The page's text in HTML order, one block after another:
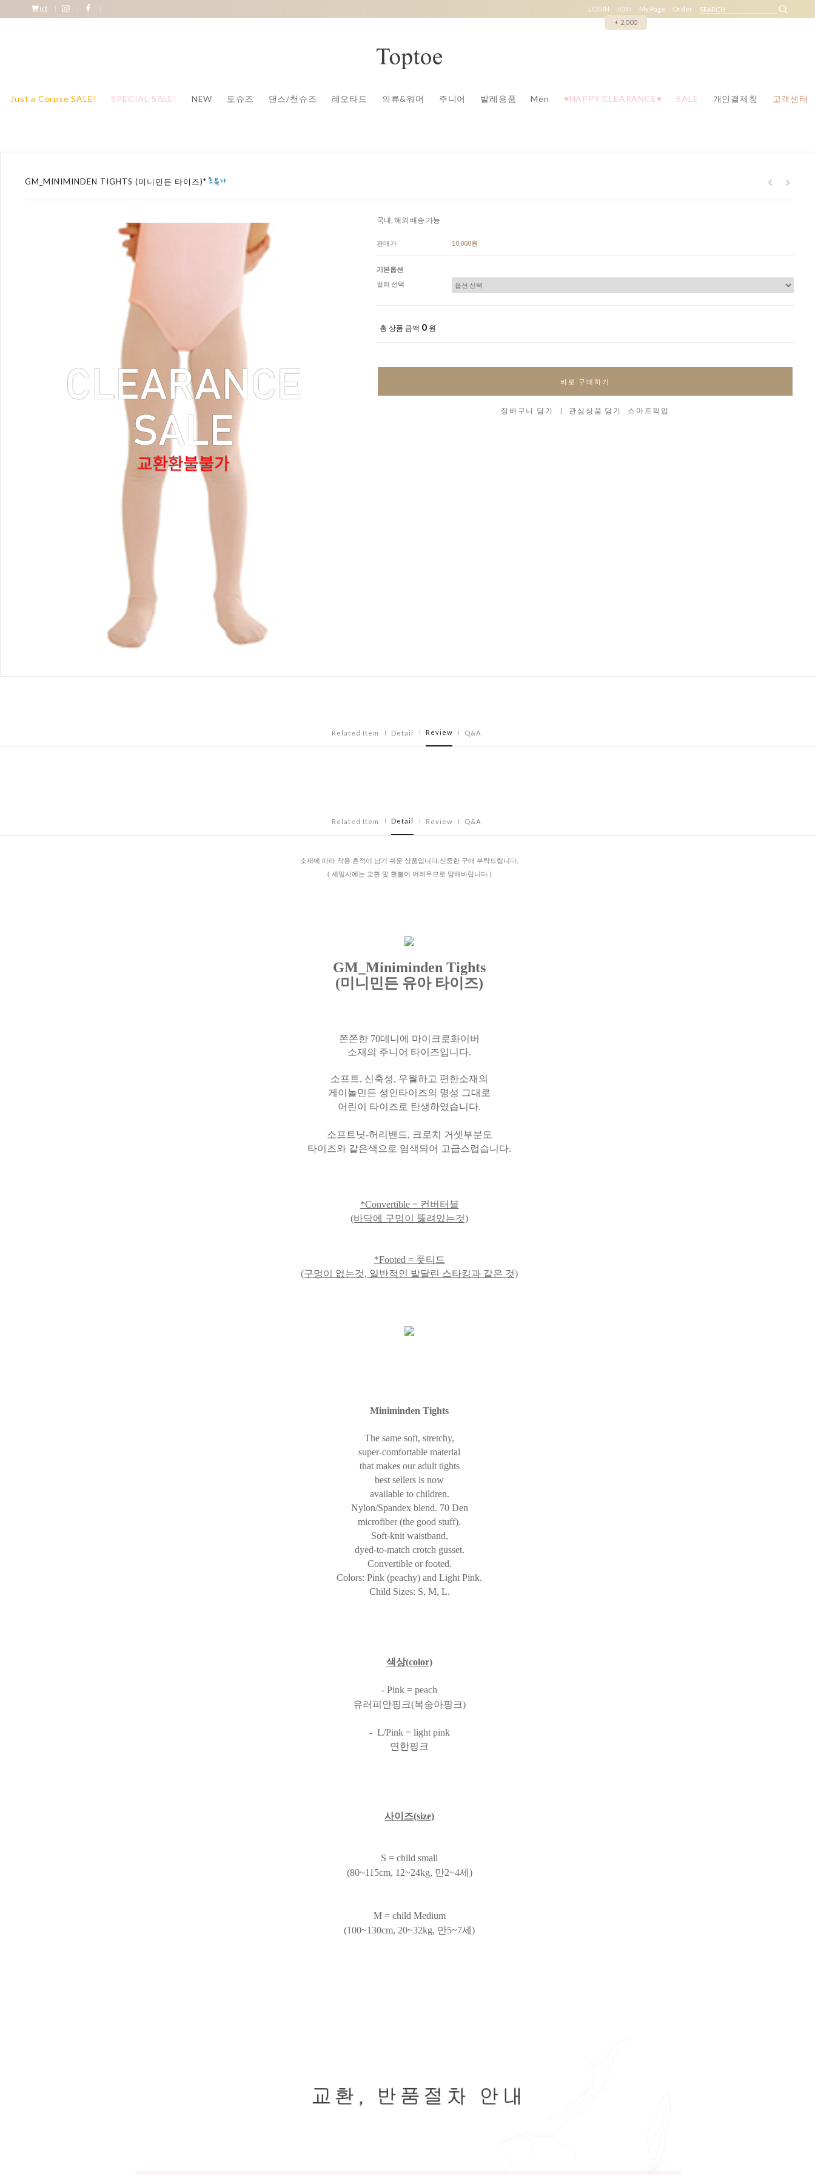
(0) LOGIN
JOIN
+ 2,000
My Page Order
Just a Corpse SALE! SPECIAL SALE! NEW 토슈즈 댄스/천슈즈 레오타드 의류&워머 주니어 발레용품 Men ♥HAPPY CLEARANCE♥ SALE 개인결제창 고객센터
GM_MINIMINDEN TIGHTS (미니민든 타이즈)*
국내, 해외 배송 가능
판매가 10,000원
기본옵션
컬러 선택
총 상품 금액 0 원
바로 구매하기
장바구니 담기 | 관심상품 담기 스마트픽업
Related Item Detail Review Q&A
Related Item Detail Review Q&A
소재에 따라 착용 흔적이 남기 쉬운 상품입니다.신중한 구매 부탁드립니다.
( 세일시에는 교환 및 환불이 어려우므로 양해바랍니다 )
GM_Miniminden Tights
(미니민든 유아 타이즈)
쫀쫀한 70데니에 마이크로화이버
소재의 주니어 타이즈입니다.
소프트, 신축성, 우월하고 편한소재의
게이놀민든 성인타이즈의 명성 그대로
어린이 타이즈로 탄생하였습니다.
소프트닛-허리밴드, 크로치 거셋부분도
타이즈와 같은색으로 염색되어 고급스럽습니다.
*Convertible = 컨버터블
(바닥에 구멍이 뚫려있는것)
*Footed = 풋티드
(구멍이 없는것, 일반적인 발달린 스타킹과 같은 것)
Miniminden Tights
The same soft, stretchy,
super-comfortable material
that makes our adult tights
best sellers is now
available to children.
Nylon/Spandex blend. 70 Den
microfiber (the good stuff).
Soft-knit waistband,
dyed-to-match crotch gusset.
Convertible or footed.
Colors: Pink (peachy) and Light Pink.
Child Sizes: S, M, L.
색상(color)
- Pink = peach
유러피안핑크(복숭아핑크)
- L/Pink = light pink
연한핑크
사이즈(size)
S = child small
(80~115cm, 12~24kg, 만2~4세)
M = child Medium
(100~130cm, 20~32kg, 만5~7세)